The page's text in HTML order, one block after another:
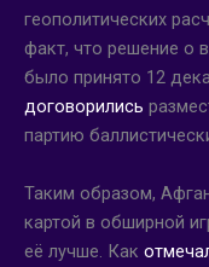
геополитических
факт, что решение о
было принято 12
договорились
партию
Таким образом,
картой в обширной
её лучше. Как